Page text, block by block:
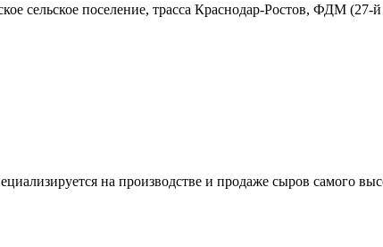
сельское поселение, трасса Краснодар-Ростов, ФДМ (27-
на производстве и продаже сыров самого